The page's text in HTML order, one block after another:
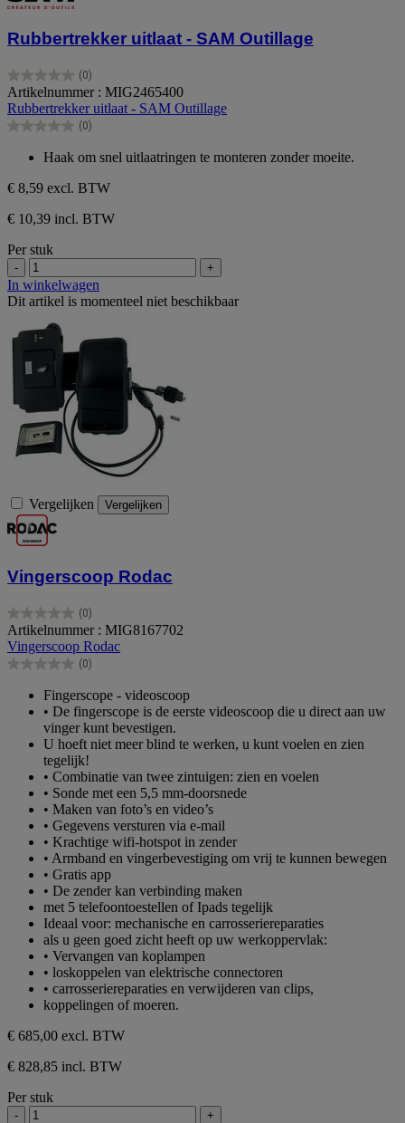
Rubbertrekker uitlaat - SAM Outillage
(0)
0.0
van
de
5
Artikelnummer : MIG2465400
Rubbertrekker uitlaat - SAM Outillage
(0)
0.0
5
sterren.
Haak om snel uitlaatringen te monteren zonder moeite.
€ 8,59 excl. BTW
€ 10,39 incl. BTW
Per stuk
- +
In winkelwagen
Dit artikel is momenteel niet beschikbaar
Vergelijken Vergelijken
Vingerscoop Rodac
(0)
0.0
van
de
5
Artikelnummer : MIG8167702
Vingerscoop Rodac
(0)
0.0
sterren.
Fingerscope - videoscoop
• De fingerscope is de eerste videoscoop die u direct aan uw
vinger kunt bevestigen.
U hoeft niet meer blind te werken, u kunt voelen en zien
tegelijk!
• Combinatie van twee zintuigen: zien en voelen
• Sonde met een 5,5 mm-doorsnede
• Maken van foto’s en video’s
• Gegevens versturen via e-mail
• Krachtige wifi-hotspot in zender
• Armband en vingerbevestiging om vrij te kunnen bewegen
• Gratis app
• De zender kan verbinding maken
met 5 telefoontoestellen of Ipads tegelijk
Ideaal voor: mechanische en carrosseriereparaties
als u geen goed zicht heeft op uw werkoppervlak:
• Vervangen van koplampen
• loskoppelen van elektrische connectoren
• carrosseriereparaties en verwijderen van clips,
koppelingen of moeren.
€ 685,00 excl. BTW
€ 828,85 incl. BTW
Per stuk
- +